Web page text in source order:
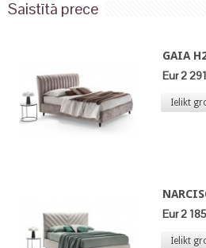
Saistītā prece
GAIA
Eur 2
Ielikt
Eur 2
Ielikt